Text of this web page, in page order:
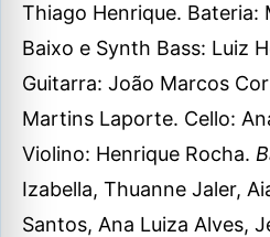
Thiago Henrique. Bateria:
Baixo e Synth Bass: Luiz
Guitarra: João Marcos
Martins Laporte. ⁠Cello:
Violino: Henrique Rocha.
Izabella, Thuanne Jaler,
Santos, Ana Luiza Alves,